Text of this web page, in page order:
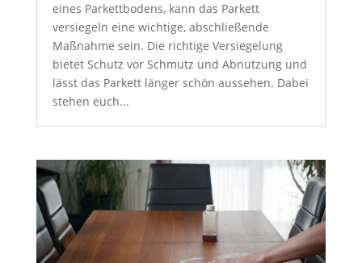
eines Parkettbodens, kann das Parkett
versiegeln eine wichtige, abschließende
Maßnahme sein. Die richtige Versiegelung
bietet Schutz vor Schmutz und Abnutzung und
lässt das Parkett länger schön aussehen. Dabei
stehen euch...